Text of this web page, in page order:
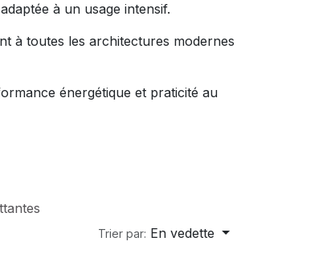
à un usage intensif.
à toutes les architectures modernes
énergétique et praticité au
Trier par: En vedette